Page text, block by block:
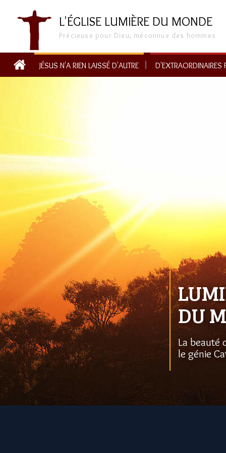
L'ÉGLISE LUMIÈRE DU MONDE
Précieuse pour Dieu, méconnue des hommes
JÉSUS N'A RIEN LAISSÉ D'AUTRE D'EXTRAORDINAIRES
DU
La beauté
le génie